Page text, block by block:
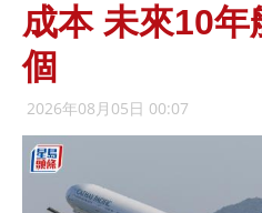
成本 未來10年
個
2026年08月05日 00:07